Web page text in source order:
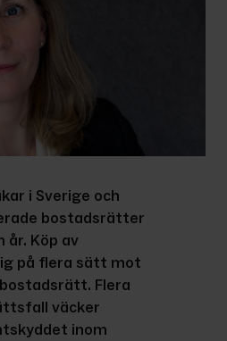
i Sverige och
bostadsrätter
Köp av
på flera sätt mot
Flera
väcker
inom